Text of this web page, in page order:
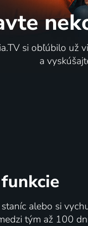
vysielanie
jezdci
si obľúbilo už
a
alebo si
tým až 100